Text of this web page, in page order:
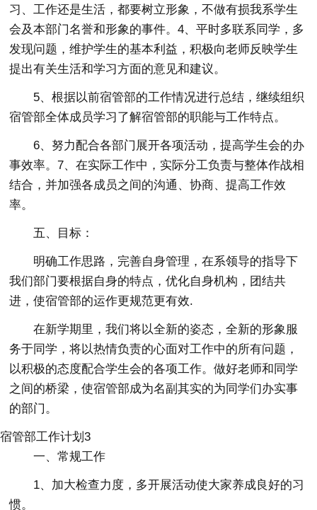
习、工作还是生活，都要树立形象，不做有损我系学生
会及本部门名誉和形象的事件。4、平时多联系同学，多
发现问题，维护学生的基本利益，积极向老师反映学生
提出有关生活和学习方面的意见和建议。
5、根据以前宿管部的工作情况进行总结，继续组织
宿管部全体成员学习了解宿管部的职能与工作特点。
6、努力配合各部门展开各项活动，提高学生会的办
事效率。7、在实际工作中，实际分工负责与整体作战相
结合，并加强各成员之间的沟通、协商、提高工作效
率。
五、目标：
明确工作思路，完善自身管理，在系领导的指导下
我们部门要根据自身的特点，优化自身机构，团结共
进，使宿管部的运作更规范更有效.
在新学期里，我们将以全新的姿态，全新的形象服
务于同学，将以热情负责的心面对工作中的所有问题，
以积极的态度配合学生会的各项工作。做好老师和同学
之间的桥梁，使宿管部成为名副其实的为同学们办实事
的部门。
宿管部工作计划3
一、常规工作
1、加大检查力度，多开展活动使大家养成良好的习
惯。